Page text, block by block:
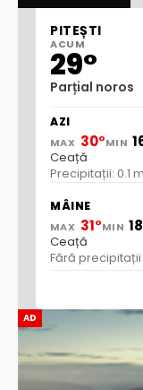
AD
PITEȘTI
ACUM
29°
Parțial noros
AZI
MAX 30°MIN
Ceață
Precipitații: 0.1
MÂINE
MAX 31°MIN
Ceață
Fără precipitații